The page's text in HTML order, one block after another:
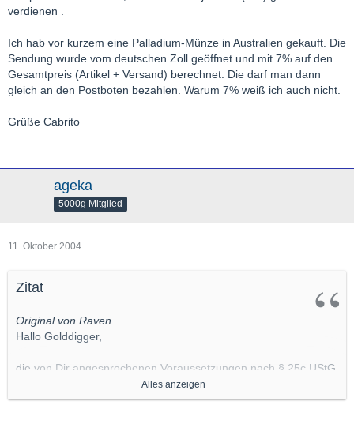
verdienen .
Ich hab vor kurzem eine Palladium-Münze in Australien gekauft. Die
Sendung wurde vom deutschen Zoll geöffnet und mit 7% auf den
Gesamtpreis (Artikel + Versand) berechnet. Die darf man dann
gleich an den Postboten bezahlen. Warum 7% weiß ich auch nicht.
Grüße Cabrito
ageka
5000g Mitglied
11. Oktober 2004
Zitat
Original von Raven
Hallo Golddigger,
die von Dir angesprochenen Voraussetzungen nach § 25c UStG
Ansonsten findest Du hier am Ende der Seite eine Liste mit den
Alles anzeigen